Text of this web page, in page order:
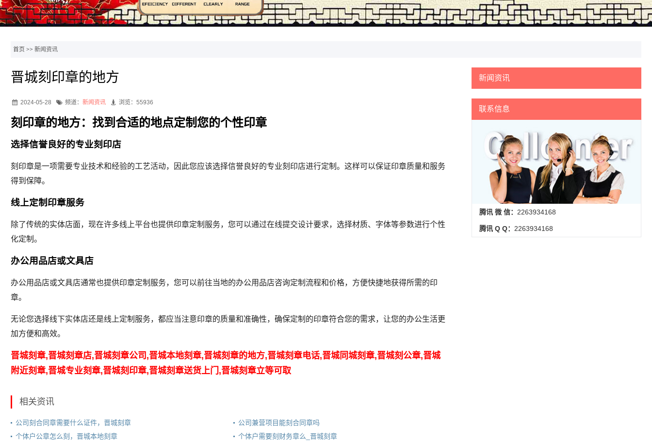
首页 >> 新闻资讯
晋城刻印章的地方
2024-05-28 频道： 新闻资讯 浏览：55936
刻印章的地方：找到合适的地点定制您的个性印章
选择信誉良好的专业刻印店
刻印章是一项需要专业技术和经验的工艺活动，因此您应该选择信誉良好的专业刻印店进行定制。这样可以保证印章质量和服务
得到保障。
线上定制印章服务
除了传统的实体店面，现在许多线上平台也提供印章定制服务，您可以通过在线提交设计要求，选择材质、字体等参数进行个性
化定制。
办公用品店或文具店
办公用品店或文具店通常也提供印章定制服务，您可以前往当地的办公用品店咨询定制流程和价格，方便快捷地获得所需的印
章。
无论您选择线下实体店还是线上定制服务，都应当注意印章的质量和准确性，确保定制的印章符合您的需求，让您的办公生活更
加方便和高效。
晋城刻章,晋城刻章店,晋城刻章公司,晋城本地刻章,晋城刻章的地方,晋城刻章电话,晋城同城刻章,晋城刻公章,晋城
附近刻章,晋城专业刻章,晋城刻印章,晋城刻章送货上门,晋城刻章立等可取
相关资讯
公司刻合同章需要什么证件，晋城刻章
公司兼营项目能刻合同章吗
个体户公章怎么刻，晋城本地刻章
个体户需要刻财务章么_晋城刻章
新闻资讯
联系信息
腾讯 微 信： 2263934168
腾讯 Q Q： 2263934168